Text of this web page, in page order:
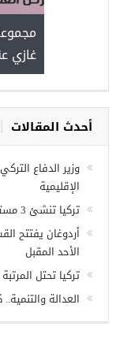
غازي
أحدث المقالات
وزير الدفاع
الإقليمية
تركيا تنشئ 3 مستشفيات في مناطق درع الفرات بسوريا
أردوغان يفتتح
الأحد المقبل
تركيا تحتل
العدالة